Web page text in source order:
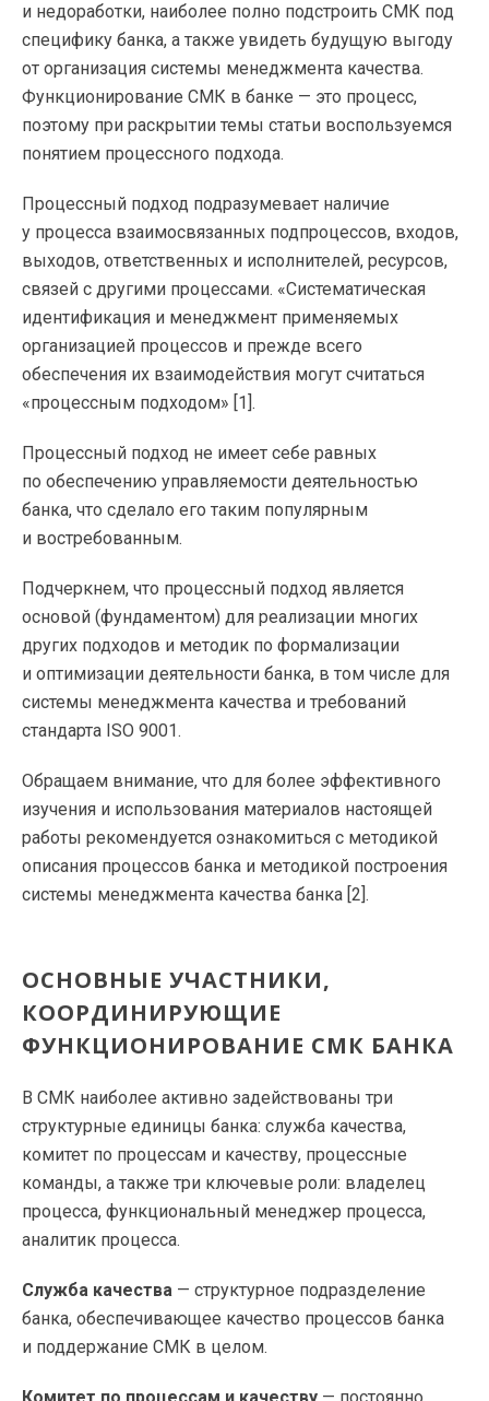
и недоработки, наиболее полно подстроить СМК под
специфику банка, а также увидеть будущую выгоду
от организация системы менеджмента качества.
Функционирование СМК в банке — это процесс,
поэтому при раскрытии темы статьи воспользуемся
понятием процессного подхода.
Процессный подход подразумевает наличие
у процесса взаимосвязанных подпроцессов, входов,
выходов, ответственных и исполнителей, ресурсов,
связей с другими процессами. «Систематическая
идентификация и менеджмент применяемых
организацией процессов и прежде всего
обеспечения их взаимодействия могут считаться
«процессным подходом» [1].
Процессный подход не имеет себе равных
по обеспечению управляемости деятельностью
банка, что сделало его таким популярным
и востребованным.
Подчеркнем, что процессный подход является
основой (фундаментом) для реализации многих
других подходов и методик по формализации
и оптимизации деятельности банка, в том числе для
системы менеджмента качества и требований
стандарта ISO 9001.
Обращаем внимание, что для более эффективного
изучения и использования материалов настоящей
работы рекомендуется ознакомиться с методикой
описания процессов банка и методикой построения
системы менеджмента качества банка [2].
ОСНОВНЫЕ УЧАСТНИКИ,
КООРДИНИРУЮЩИЕ
ФУНКЦИОНИРОВАНИЕ СМК БАНКА
В СМК наиболее активно задействованы три
структурные единицы банка: служба качества,
комитет по процессам и качеству, процессные
команды, а также три ключевые роли: владелец
процесса, функциональный менеджер процесса,
аналитик процесса.
Служба качества — структурное подразделение
банка, обеспечивающее качество процессов банка
и поддержание СМК в целом.